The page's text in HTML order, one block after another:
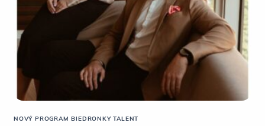
NOVÝ PROGRAM BIEDRONKY TALENT